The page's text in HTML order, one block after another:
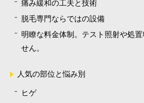
痛み緩和の工夫と技術
脱毛専門ならではの設備
明瞭な料金体制。テスト照射や処
せん。
人気の部位と悩み別
ヒゲ